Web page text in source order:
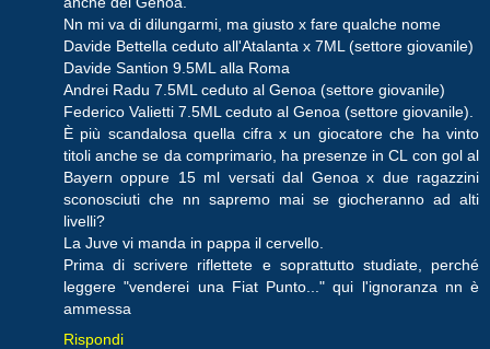
Nn mi va di dilungarmi, ma giusto x fare qualche nome
Davide Bettella ceduto all'Atalanta x 7ML (settore giovanile)
Davide Santion 9.5ML alla Roma
Andrei Radu 7.5ML ceduto al Genoa (settore giovanile)
Federico Valietti 7.5ML ceduto al Genoa (settore giovanile).
È più scandalosa quella cifra x un giocatore che ha vinto
titoli anche se da comprimario, ha presenze in CL con gol al
Bayern oppure 15 ml versati dal Genoa x due ragazzini
sconosciuti che nn sapremo mai se giocheranno ad alti
livelli?
La Juve vi manda in pappa il cervello.
Prima di scrivere riflettete e soprattutto studiate, perché
leggere "venderei una Fiat Punto..." qui l'ignoranza nn è
ammessa
Rispondi